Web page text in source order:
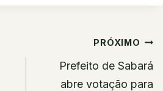
PRÓXIMO
Prefeito de Sabará
abre votação para